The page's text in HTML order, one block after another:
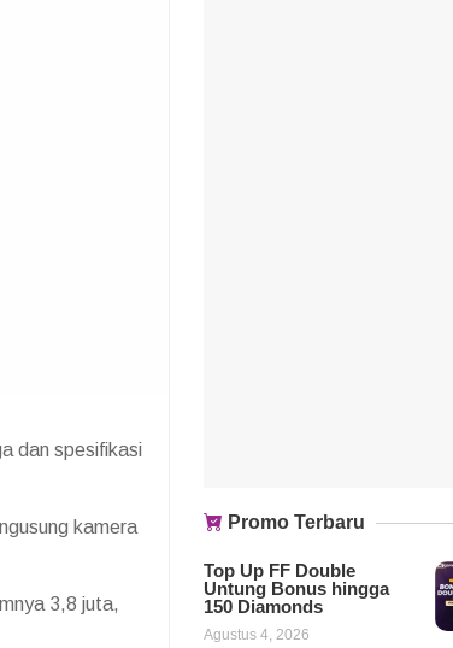
dan spesifikasi
kamera
3,8 juta,
Promo Terbaru
Top Up FF Double
Untung Bonus hingga
150 Diamonds
Agustus 4, 2026